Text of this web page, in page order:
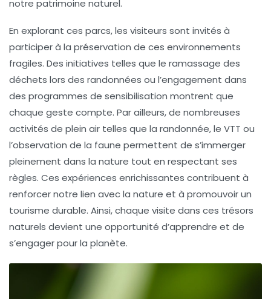
notre patrimoine naturel.
En explorant ces parcs, les visiteurs sont invités à
participer à la préservation de ces environnements
fragiles. Des initiatives telles que le ramassage des
déchets lors des randonnées ou l’engagement dans
des programmes de sensibilisation montrent que
chaque geste compte. Par ailleurs, de nombreuses
activités de plein air telles que la randonnée, le VTT ou
l’observation de la faune permettent de s’immerger
pleinement dans la nature tout en respectant ses
règles. Ces expériences enrichissantes contribuent à
renforcer notre lien avec la nature et à promouvoir un
tourisme durable. Ainsi, chaque visite dans ces trésors
naturels devient une opportunité d’apprendre et de
s’engager pour la planète.